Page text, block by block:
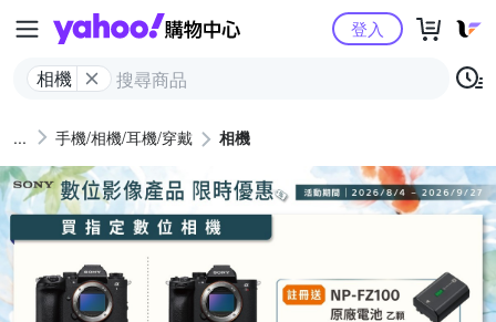
Yahoo購物中心
相機
登入
手機/相機/耳機/穿戴 相機